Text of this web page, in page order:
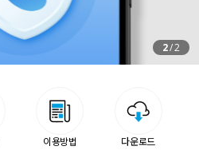
2/2
이용방법 다운로드